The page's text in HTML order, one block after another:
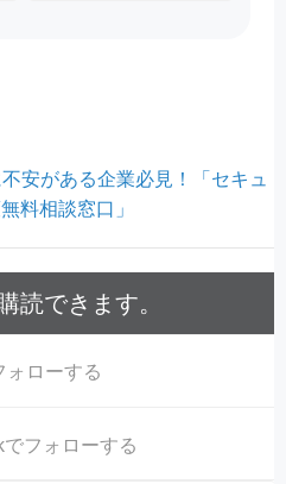
安がある企業必見！「セキュ
料相談窓口」
読できます。
ォローする
でフォローする